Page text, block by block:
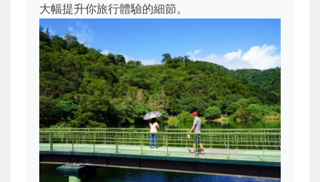
大幅提升你旅行體驗的細節。